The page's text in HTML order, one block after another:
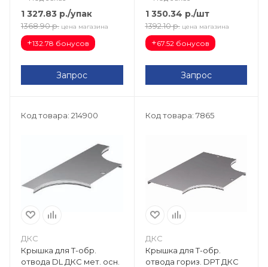
PTCE 38363K
1 327.83 р./упак
1368.90 р. цена магазина
+132.78 бонусов
Запрос
1 350.34 р./шт
1392.10 р. цена магазина
+67.52 бонусов
Запрос
Код товара: 214900
ДКС
Крышка для Т-обр.
отвода DL ДКС мет. осн.
Код товара: 7865
ДКС
Крышка для Т-обр.
отвода гориз. DPT ДКС